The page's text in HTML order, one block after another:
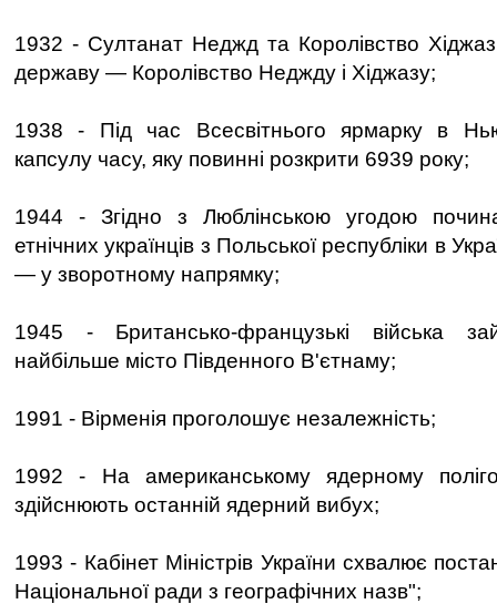
1932 - Султанат Неджд та Королівство
державу — Королівство Неджду і Хіджазу;
1938 - Під час Всесвітнього ярмарку в
капсулу часу, яку повинні розкрити 6939 року;
1944 - Згідно з Люблінською угодою
етнічних українців з Польської республіки в
— у зворотному напрямку;
1945 - Британсько-французькі війська
найбільше місто Південного В'єтнаму;
1991 - Вірменія проголошує незалежність;
1992 - На американському ядерному
здійснюють останній ядерний вибух;
1993 - Кабінет Міністрів України схвалює
Національної ради з географічних назв";